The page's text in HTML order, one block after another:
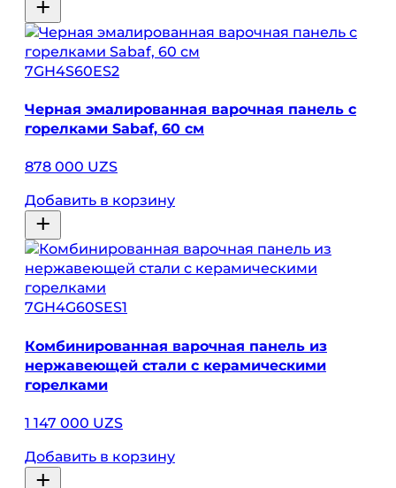
7GH4S60ES2
Черная эмалированная варочная панель с
горелками Sabaf, 60 см
878 000 UZS
Добавить в корзину
7GH4G60SES1
Комбинированная варочная панель из
нержавеющей стали с керамическими
горелками
1 147 000 UZS
Добавить в корзину